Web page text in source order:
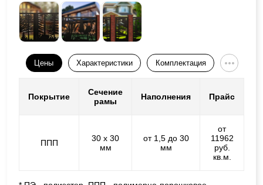
Цены Характеристики Комплектация
Покрытие
Сечение
рамы
Наполнения Прайс
ППП
30 х 30
мм
от 1,5 до 30
мм
от
11962
руб.
кв.м.